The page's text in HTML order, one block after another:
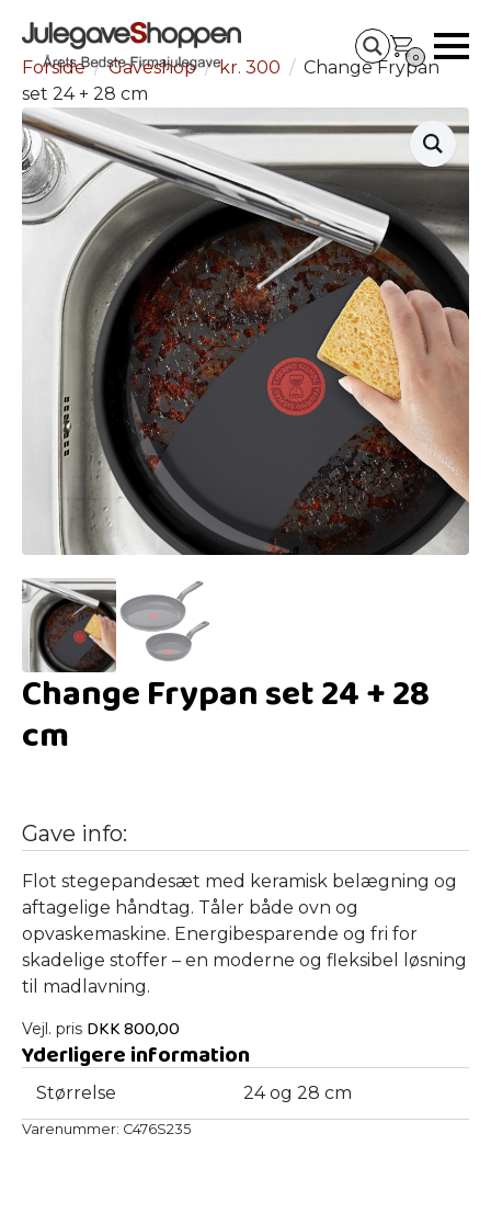
0
Forside Gaveshop kr. 300
Change Frypan
set 24 + 28 cm
Change Frypan set 24 + 28
cm
Gave info:
Flot stegepandesæt med keramisk belægning og
aftagelige håndtag. Tåler både ovn og
opvaskemaskine. Energibesparende og fri for
skadelige stoffer – en moderne og fleksibel løsning
til madlavning.
Vejl. pris DKK800,00
Yderligere information
Størrelse 24 og 28 cm
Varenummer: C476S235